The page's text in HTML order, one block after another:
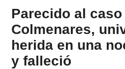
Parecido al caso
Colmenares,
herida en una
y falleció